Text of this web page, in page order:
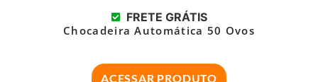
FRETE GRÁTIS
Chocadeira Automática 50 Ovos
ACESSAR PRODUTO